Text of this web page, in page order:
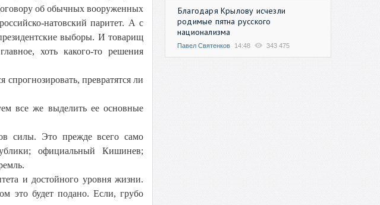
об обычных вооруженных
натовский паритет. А с
выборы. И товарищ
хоть какого-то решения
превратятся ли
все же выделить ее основные
силы. Это прежде всего само
официальный Кишинев;
и достойного уровня жизни.
это будет подано. Если, грубо
Благодаря Крылову исчезли
родимые пятна русского
национализма
Павел Святенков 14:48 343 475